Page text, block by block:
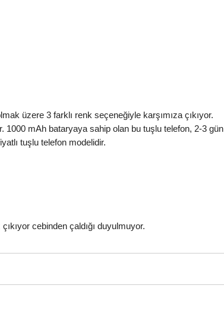
üzere 3 farklı renk seçeneğiyle karşımıza çıkıyor.
1000 mAh bataryaya sahip olan bu tuşlu telefon, 2-3 gün
tuşlu telefon modelidir.
cebinden çaldığı duyulmuyor.